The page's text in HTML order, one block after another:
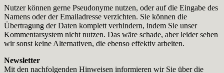
Nutzer können gerne Pseudonyme nutzen, oder auf die Eingabe des
Namens oder der Emailadresse verzichten. Sie können die
Übertragung der Daten komplett verhindern, indem Sie unser
Kommentarsystem nicht nutzen. Das wäre schade, aber leider sehen
wir sonst keine Alternativen, die ebenso effektiv arbeiten.
Newsletter
Mit den nachfolgenden Hinweisen informieren wir Sie über die